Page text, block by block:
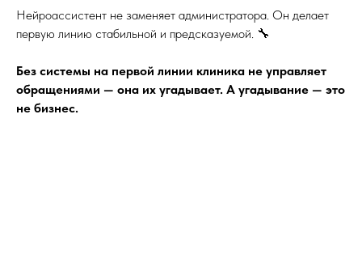
Нейроассистент не заменяет администратора. Он делает
первую линию стабильной и предсказуемой. 🔧
Без системы на первой линии клиника не управляет
обращениями — она их угадывает. А угадывание — это
не бизнес.